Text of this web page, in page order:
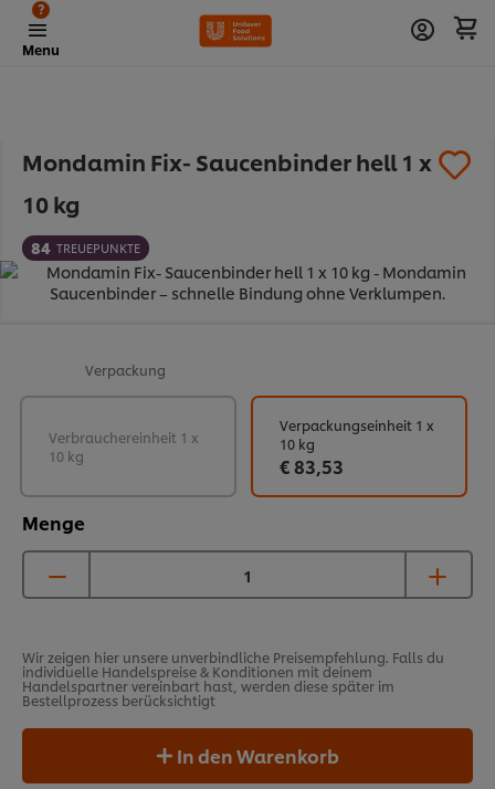
Menu
?
Mondamin Fix- Saucenbinder hell 1 x
10 kg
84 TREUEPUNKTE
Verpackung
Menge
Verbrauchereinheit 1 x
10 kg
Verpackungseinheit 1 x
10 kg
€ 83,53
Wir zeigen hier unsere unverbindliche Preisempfehlung. Falls du
individuelle Handelspreise & Konditionen mit deinem
Handelspartner vereinbart hast, werden diese später im
Bestellprozess berücksichtigt
In den Warenkorb